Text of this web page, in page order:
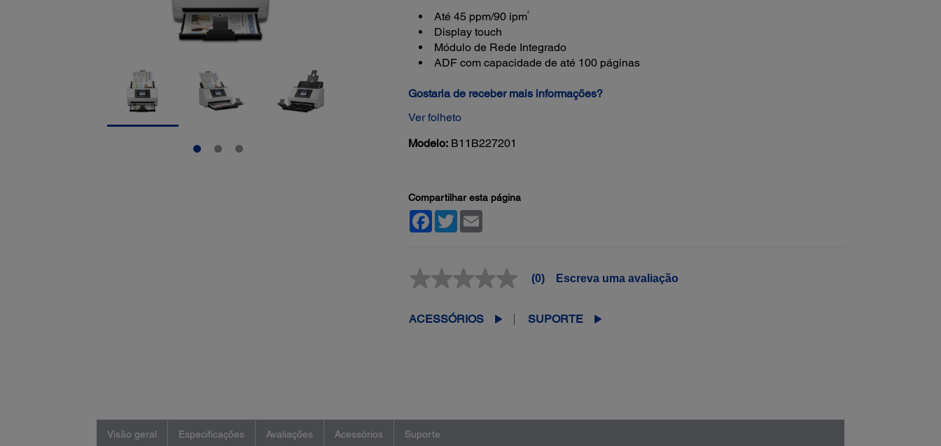
Até 45 ppm/90 ipm2
Display touch
Módulo de Rede Integrado
ADF com capacidade de até 100 páginas
Gostaria de receber mais informações?
Ver folheto
Modelo: B11B227201
Compartilhar esta página
Facebook
Twitter
Sem
Link
(0) Escreva uma avaliação
ACESSÓRIOS SUPORTE
Visão geral Especificações Avaliações Acessórios Suporte